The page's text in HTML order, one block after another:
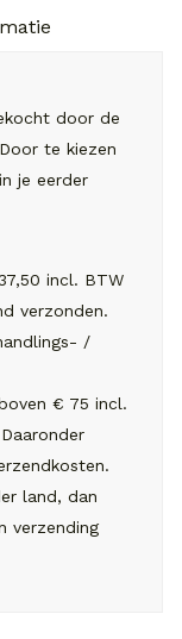
door de
te kiezen
je eerder
incl. BTW
verzonden.
/
€ 75 incl.
land, dan
verzending